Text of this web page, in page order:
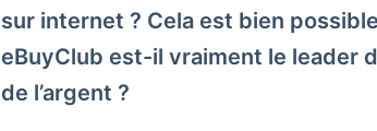
sur internet ? Cela est bien
eBuyClub est-il vraiment le leader
de l’argent ?